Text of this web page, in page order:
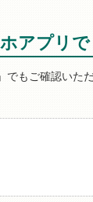
アプリ
でもご確認いた